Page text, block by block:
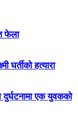
फेला
घर्तीको हत्यारा
दुर्घटनामा एक युवकको